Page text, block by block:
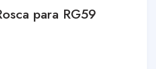
para RG59